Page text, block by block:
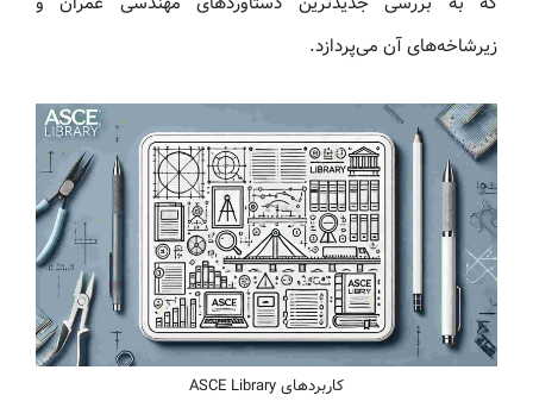
زیرشاخه‌های آن می‌پردازد.
کاربردهای ASCE Library